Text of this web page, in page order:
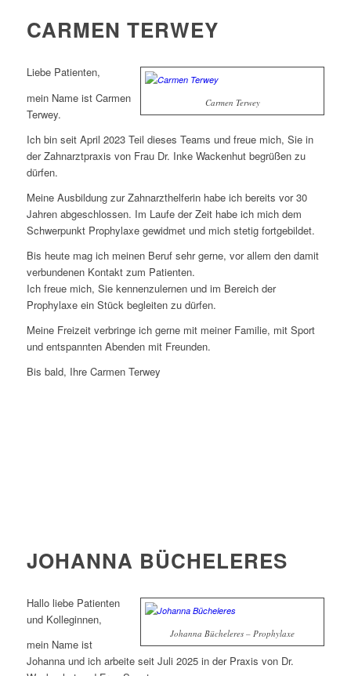
CARMEN TERWEY
Carmen Terwey
Liebe Patienten,
mein Name ist Carmen
Terwey.
Ich bin seit April 2023 Teil dieses Teams und freue mich, Sie in
der Zahnarztpraxis von Frau Dr. Inke Wackenhut begrüßen zu
dürfen.
Meine Ausbildung zur Zahnarzthelferin habe ich bereits vor 30
Jahren abgeschlossen. Im Laufe der Zeit habe ich mich dem
Schwerpunkt Prophylaxe gewidmet und mich stetig fortgebildet.
Bis heute mag ich meinen Beruf sehr gerne, vor allem den damit
verbundenen Kontakt zum Patienten.
Ich freue mich, Sie kennenzulernen und im Bereich der
Prophylaxe ein Stück begleiten zu dürfen.
Meine Freizeit verbringe ich gerne mit meiner Familie, mit Sport
und entspannten Abenden mit Freunden.
Bis bald, Ihre Carmen Terwey
JOHANNA BÜCHELERES
Johanna Bücheleres – Prophylaxe
Hallo liebe Patienten
und Kolleginnen,
mein Name ist
Johanna und ich arbeite seit Juli 2025 in der Praxis von Dr.